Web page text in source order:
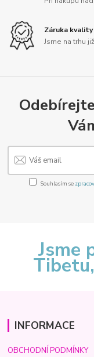
Záruka kvality
Jsme na trhu
Souhlasím se
Jsme
INFORMACE
OBCHODNÍ PODMÍNKY